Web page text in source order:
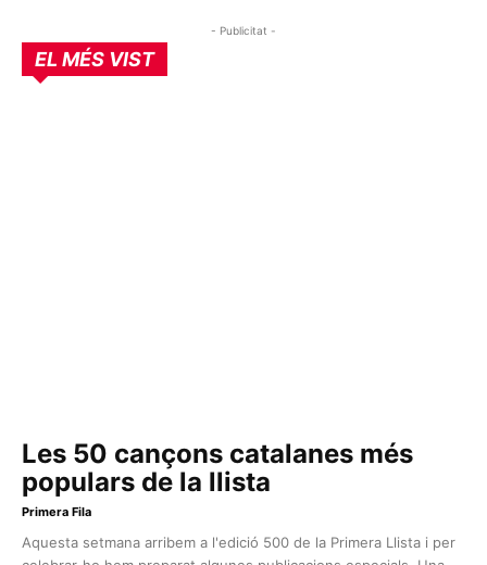
- Publicitat -
EL MÉS VIST
Les 50 cançons catalanes més
populars de la llista
Primera Fila
Aquesta setmana arribem a l'edició 500 de la Primera Llista i per